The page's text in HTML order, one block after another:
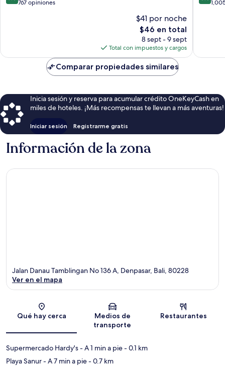
de 767 opiniones
$41 por noche
El
precio
actual
es
de
$46
$46 en total
8 sept - 9 sept
Total con impuestos y cargos
de
Comparar propiedades similares
Inicia sesión y reserva para acumular crédito OneKeyCash en
miles de hoteles. ¡Más recompensas te llevan a más aventuras!
Iniciar sesión Registrarme gratis
Información de la zona
Sección del mapa
Jalan Danau Tamblingan No 136 A, Denpasar, Bali, 80228
Ver en el mapa
Qué hay cerca
Medios de
transporte
Restaurantes
Supermercado Hardy's- A 1 min a pie- 0.1 km
Playa Sanur- A 7 min a pie- 0.7 km